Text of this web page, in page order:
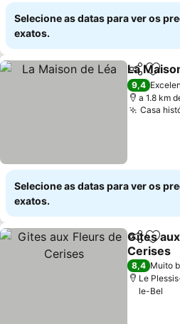
Selecione as datas para ver os
exatos.
Partilhar
La
9,4
a 1.8 km
Casa
Selecione as datas para ver os
exatos.
Partilhar
Gites
Cerises
Ver
8,4 Muito
Le
le-Bel